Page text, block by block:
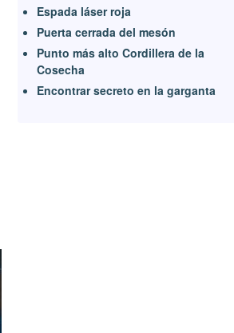
Espada láser roja
Puerta cerrada del mesón
Punto más alto Cordillera de la
Cosecha
Encontrar secreto en la garganta